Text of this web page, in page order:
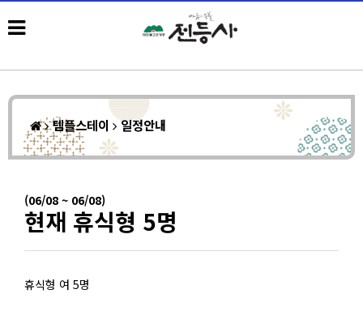
템플스테이 일정안내
(06/08 ~ 06/08)
현재 휴식형 5명
휴식형 여 5명